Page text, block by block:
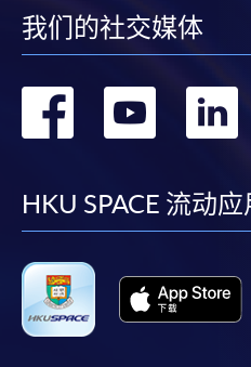
我们的社交媒体
转
转
HKU SPACE 流动